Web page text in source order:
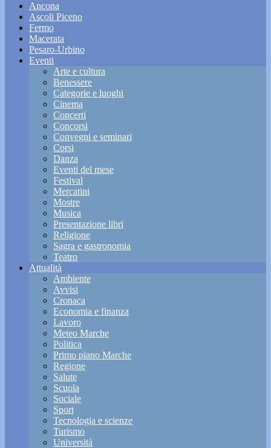
Ancona
Ascoli Piceno
Fermo
Macerata
Pesaro-Urbino
Eventi
Arte e cultura
Benessere
Categorie e luoghi
Cinema
Concerti
Concorsi
Convegni e seminari
Corsi
Danza
Eventi del mese
Festival
Mercatini
Mostre
Musica
Presentazione libri
Religione
Sagra e gastronomia
Teatro
Attualità
Ambiente
Avvisi
Cronaca
Economia e finanza
Lavoro
Meteo Marche
Politica
Primo piano Marche
Regione
Salute
Scuola
Sociale
Sport
Tecnologia e scienze
Turismo
Università